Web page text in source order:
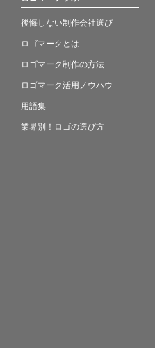
後悔しない制作会社選び
ロゴマークとは
ロゴマーク制作の方法
ロゴマーク活用ノウハウ
用語集
業界別！ロゴの選び方